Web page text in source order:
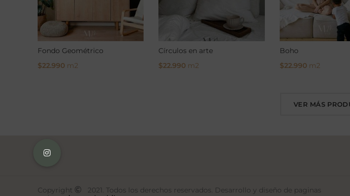
Fondo Geométrico
$22.990 m2
Círculos en arte
$22.990 m2
Boho
$22.990m2
VER MÁS
Copyright
2021. Todos los derechos reservados. Desarrollo y diseño de paginas